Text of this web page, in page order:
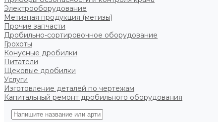
Электрооборудование
Метизная продукция (метизы)
Прочие запчасти
Дробильно-сортировочное оборудование
Грохоты
Конусные дробилки
Питатели
Щековые дробилки
Услуги
Изготовление деталей по чертежам
Капитальный ремонт дробильного оборудования